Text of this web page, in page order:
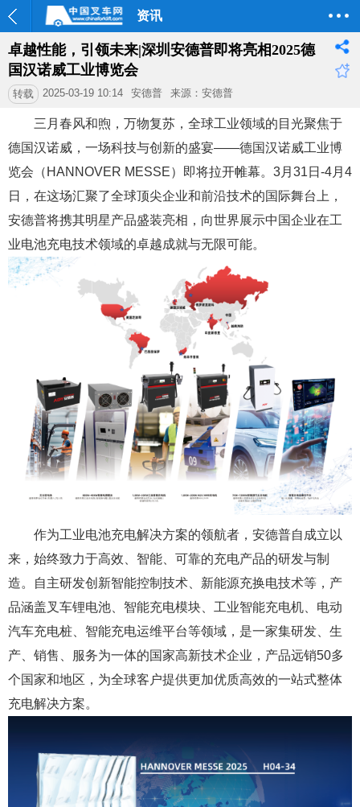
资讯
卓越性能，引领未来|深圳安德普即将亮相2025德
国汉诺威工业博览会
转载 2025-03-19 10:14 安德普 来源：安德普
三月春风和煦，万物复苏，全球工业领域的目光聚焦于
德国汉诺威，一场科技与创新的盛宴——德国汉诺威工业博
览会（HANNOVER MESSE）即将拉开帷幕。3月31日-4月4
日，在这场汇聚了全球顶尖企业和前沿技术的国际舞台上，
安德普将携其明星产品盛装亮相，向世界展示中国企业在工
业电池充电技术领域的卓越成就与无限可能。
作为工业电池充电解决方案的领航者，安德普自成立以
来，始终致力于高效、智能、可靠的充电产品的研发与制
造。自主研发创新智能控制技术、新能源充换电技术等，产
品涵盖叉车锂电池、智能充电模块、工业智能充电机、电动
汽车充电桩、智能充电运维平台等领域，是一家集研发、生
产、销售、服务为一体的国家高新技术企业，产品远销50多
个国家和地区，为全球客户提供更加优质高效的一站式整体
充电解决方案。